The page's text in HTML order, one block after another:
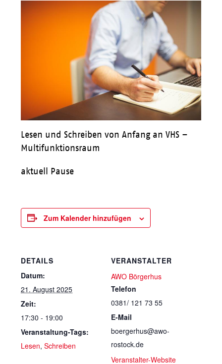
Lesen und Schreiben von Anfang an VHS –
Multifunktionsraum
aktuell Pause
Zum Kalender hinzufügen
DETAILS
Datum:
21. August 2025
Zeit:
17:30 - 19:00
Veranstaltung-Tags:
Lesen,Schreiben
VERANSTALTER
AWO Börgerhus
Telefon
0381/ 121 73 55
E-Mail
boergerhus@awo-
rostock.de
Veranstalter-Website